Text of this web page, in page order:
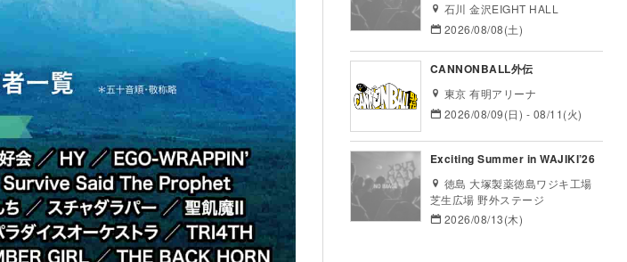
石川 金沢EIGHT HALL
2026/08/08(土)
CANNONBALL外伝
東京 有明アリーナ
2026/08/09(日) - 08/11(火)
Exciting Summer in WAJIKI’26
徳島 大塚製薬徳島ワジキ工場
芝生広場 野外ステージ
2026/08/13(木)